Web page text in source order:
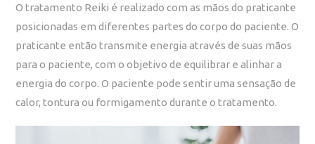
O tratamento Reiki é realizado com as mãos do praticante
posicionadas em diferentes partes do corpo do paciente. O
praticante então transmite energia através de suas mãos
para o paciente, com o objetivo de equilibrar e alinhar a
energia do corpo. O paciente pode sentir uma sensação de
calor, tontura ou formigamento durante o tratamento.